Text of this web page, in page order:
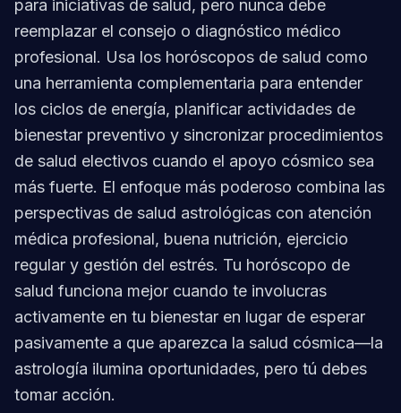
para iniciativas de salud, pero nunca debe
reemplazar el consejo o diagnóstico médico
profesional. Usa los horóscopos de salud como
una herramienta complementaria para entender
los ciclos de energía, planificar actividades de
bienestar preventivo y sincronizar procedimientos
de salud electivos cuando el apoyo cósmico sea
más fuerte. El enfoque más poderoso combina las
perspectivas de salud astrológicas con atención
médica profesional, buena nutrición, ejercicio
regular y gestión del estrés. Tu horóscopo de
salud funciona mejor cuando te involucras
activamente en tu bienestar en lugar de esperar
pasivamente a que aparezca la salud cósmica—la
astrología ilumina oportunidades, pero tú debes
tomar acción.